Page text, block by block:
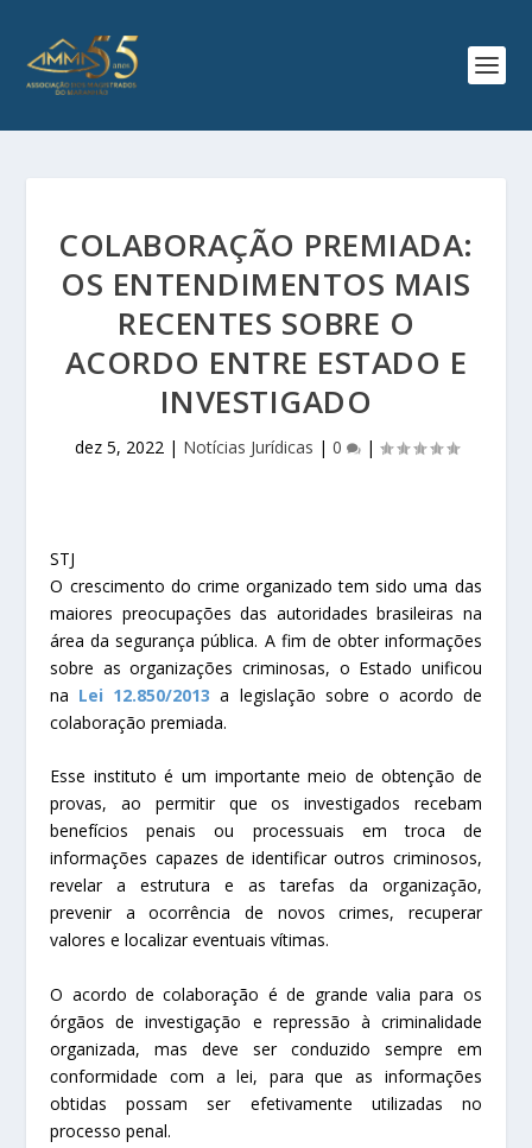
COLABORAÇÃO PREMIADA:
OS ENTENDIMENTOS MAIS
RECENTES SOBRE O
ACORDO ENTRE ESTADO E
INVESTIGADO
dez 5, 2022| Notícias Jurídicas | 0 |
STJ
O crescimento do crime organizado tem sido uma das
maiores preocupações das autoridades brasileiras na
área da segurança pública. A fim de obter informações
sobre as organizações criminosas, o Estado unificou
na Lei 12.850/2013 a legislação sobre o acordo de
colaboração premiada.
Esse instituto é um importante meio de obtenção de
provas, ao permitir que os investigados recebam
benefícios penais ou processuais em troca de
informações capazes de identificar outros criminosos,
revelar a estrutura e as tarefas da organização,
prevenir a ocorrência de novos crimes, recuperar
valores e localizar eventuais vítimas.
O acordo de colaboração é de grande valia para os
órgãos de investigação e repressão à criminalidade
organizada, mas deve ser conduzido sempre em
conformidade com a lei, para que as informações
obtidas possam ser efetivamente utilizadas no
processo penal.